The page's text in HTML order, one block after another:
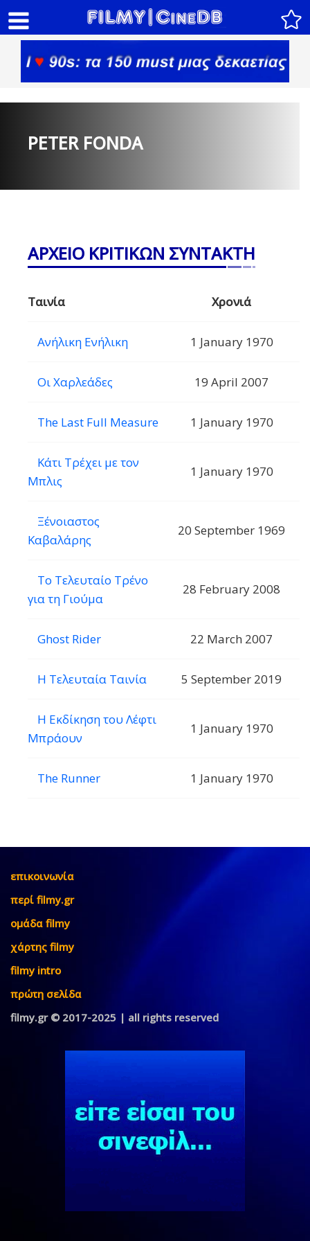
PETER FONDA
ΑΡΧΕΙΟ ΚΡΙΤΙΚΩΝ ΣΥΝΤΑΚΤΗ
Ταινία Χρονιά
Ανήλικη Ενήλικη 1 January 1970
Οι Χαρλεάδες 19 April 2007
The Last Full Measure 1 January 1970
Κάτι Τρέχει με τον
Μπλις
1 January 1970
Ξένοιαστος
Καβαλάρης
20 September 1969
Το Τελευταίο Τρένο
για τη Γιούμα
28 February 2008
Ghost Rider 22 March 2007
Η Τελευταία Ταινία 5 September 2019
Η Εκδίκηση του Λέφτι
Μπράουν
1 January 1970
The Runner 1 January 1970
επικοινωνία
περί filmy.gr
ομάδα filmy
χάρτης filmy
filmy intro
πρώτη σελίδα
filmy.gr © 2017-2025 | all rights reserved